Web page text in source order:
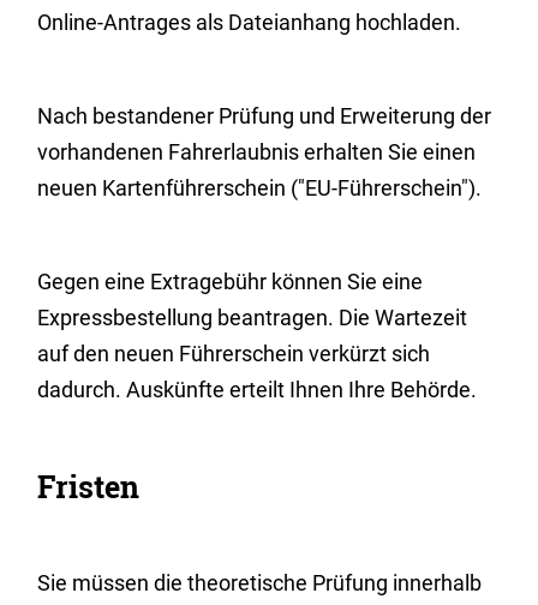
Online-Antrages als Dateianhang hochladen.
Nach bestandener Prüfung und Erweiterung der
vorhandenen Fahrerlaubnis erhalten Sie einen
neuen Kartenführerschein ("EU-Führerschein").
Gegen eine Extragebühr können Sie eine
Expressbestellung beantragen. Die Wartezeit
auf den neuen Führerschein verkürzt sich
dadurch. Auskünfte erteilt Ihnen Ihre Behörde.
Fristen
Sie müssen die theoretische Prüfung innerhalb